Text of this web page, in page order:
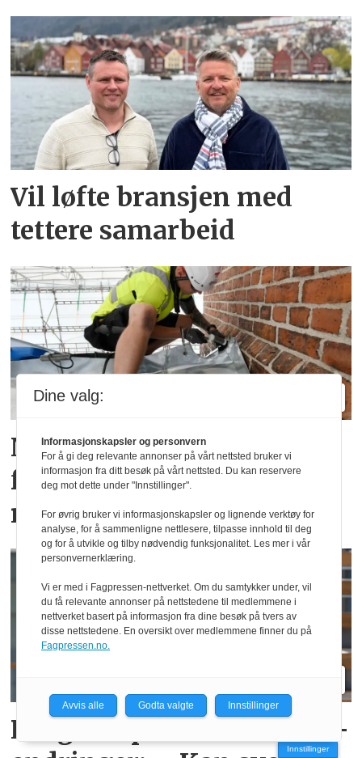
Vil løfte bransjen med
tettere samarbeid
Nesten halvparten
forventer nedgang det
neste halvåret
Reagerer på varslede TEK-
Innstillinger
Dine valg:
Informasjonskapsler og personvern
For å gi deg relevante annonser på vårt nettsted bruker vi
informasjon fra ditt besøk på vårt nettsted. Du kan reservere
deg mot dette under "Innstillinger".
For øvrig bruker vi informasjonskapsler og lignende verktøy for
analyse, for å sammenligne nettlesere, tilpasse innhold til deg
og for å utvikle og tilby nødvendig funksjonalitet. Les mer i vår
personvernerklæring.
Vi er med i Fagpressen-nettverket. Om du samtykker under, vil
du få relevante annonser på nettstedene til medlemmene i
nettverket basert på informasjon fra dine besøk på tvers av
disse nettstedene. En oversikt over medlemmene finner du på
Fagpressen.no.
Avvis alle Godta valgte Innstillinger